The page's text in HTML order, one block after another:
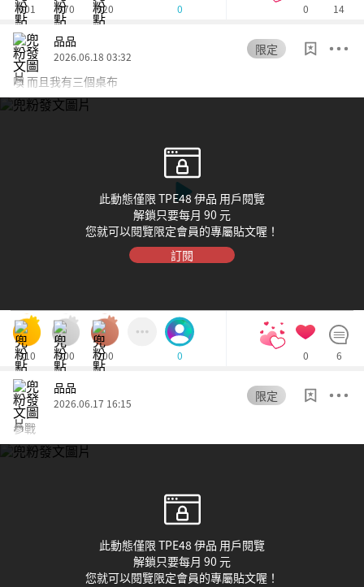
601 570 520 0 0 14
品品
2026.06.18 03:32
限定
噢 而且我有三個桌布
此動態僅限 TPE48 伊品 用戶閱覽
解鎖只要每月 90 元
您就可以閱覽限定會員的專屬貼文喔！
訂閱
310 300 200 0 0 6
品品
2026.06.17 16:15
限定
參戰
此動態僅限 TPE48 伊品 用戶閱覽
解鎖只要每月 90 元
您就可以閱覽限定會員的專屬貼文喔！